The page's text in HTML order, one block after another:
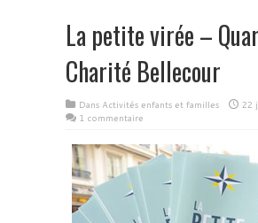
La petite virée –
Charité Bellecour
Dans Activités enfants et familles
22
1 commentaire